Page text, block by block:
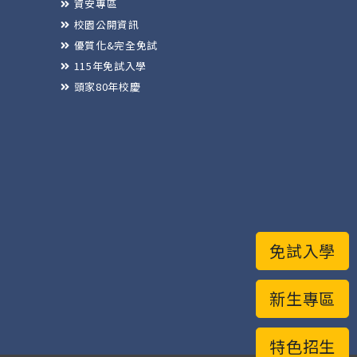
特色招生
新生專區
免試入學
資安專區
校園公開資訊
優質化&完全免試
115年免試入學
頭家80年校慶